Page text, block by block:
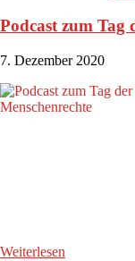
Podcast zum Tag
7. Dezember 2020
Weiterlesen